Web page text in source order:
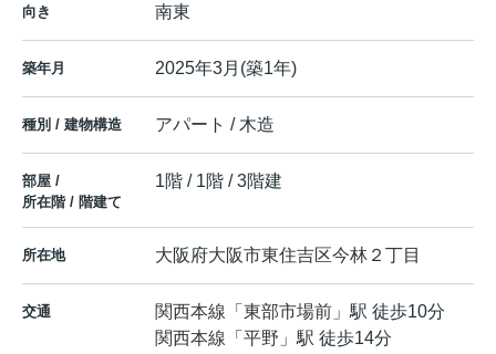
向き 南東
築年月 2025年3月(築1年)
種別 / 建物構造 アパート / 木造
部屋 /
所在階 / 階建て
1階 / 1階 / 3階建
所在地 大阪府大阪市東住吉区今林 ２丁目
交通 関西本線 「 東部市場前 」駅 徒歩10分
関西本線 「 平野 」駅 徒歩14分